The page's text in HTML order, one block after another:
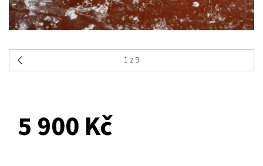
1 z 9
5 900 Kč